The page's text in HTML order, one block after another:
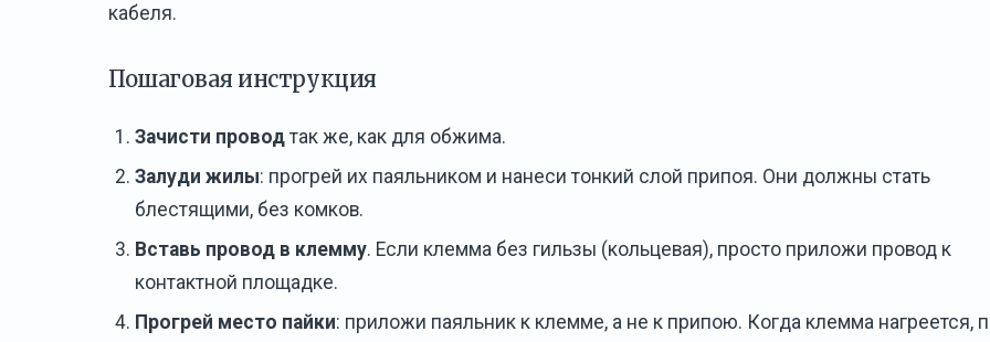
кабеля.
Пошаговая инструкция
Зачисти провод так же, как для обжима.
Залуди жилы: прогрей их паяльником и нанеси тонкий слой припоя. Они должны стать
блестящими, без комков.
Вставь провод в клемму. Если клемма без гильзы (кольцевая), просто приложи провод к
контактной площадке.
Прогрей место пайки: приложи паяльник к клемме, а не к припою. Когда клемма нагреется,